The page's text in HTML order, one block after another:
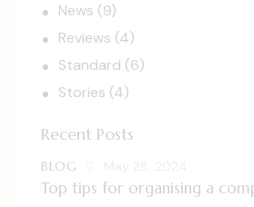
News (9)
Reviews (4)
Standard (6)
Stories (4)
Recent Posts
BLOG
Top tips for organising a